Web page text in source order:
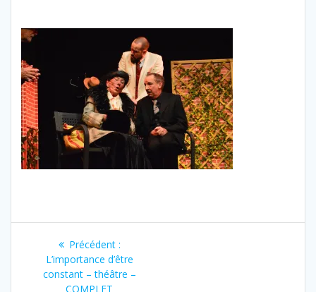
Navigation
Précédent :Article
précédent
:
L’importance d’être
constant – théâtre –
COMPLET